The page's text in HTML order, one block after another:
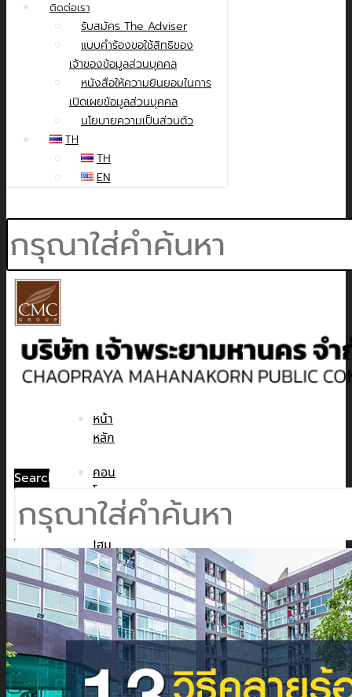
ติดต่อเรา
รับสมัคร The Adviser
แบบคำร้องขอใช้สิทธิของ
เจ้าของข้อมูลส่วนบุคคล
หนังสือให้ความยินยอมในการ
เปิดเผยข้อมูลส่วนบุคคล
นโยบายความเป็นส่วนตัว
TH
TH
EN
หน้า
หลัก
คอน
โด
ทาวน์
โฮม
บ้าน
เดี่ยว
พูล
วิลล่า
ข่าวสาร
Search